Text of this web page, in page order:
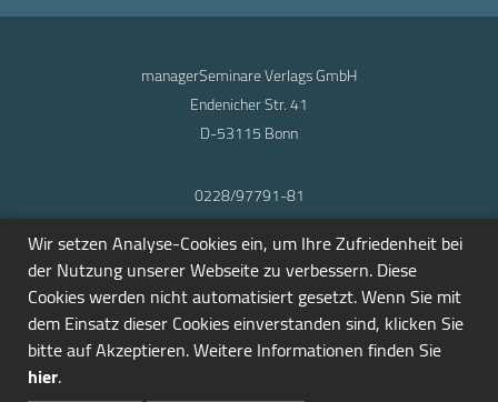
managerSeminare Verlags GmbH
Endenicher Str. 41
D-53115 Bonn
0228/97791-81
info@seminarmarkt.de
© 2001-2026
Wir setzen Analyse-Cookies ein, um Ihre Zufriedenheit bei
der Nutzung unserer Webseite zu verbessern. Diese
Cookies werden nicht automatisiert gesetzt. Wenn Sie mit
dem Einsatz dieser Cookies einverstanden sind, klicken Sie
bitte auf Akzeptieren. Weitere Informationen finden Sie
hier.